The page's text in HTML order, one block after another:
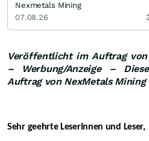
Veröffentlicht im Auftrag
– Werbung/Anzeige –
Auftrag von NexMetals Mining
Sehr geehrte Leserinnen und Leser,
Nexmetals Mining
07.08.26